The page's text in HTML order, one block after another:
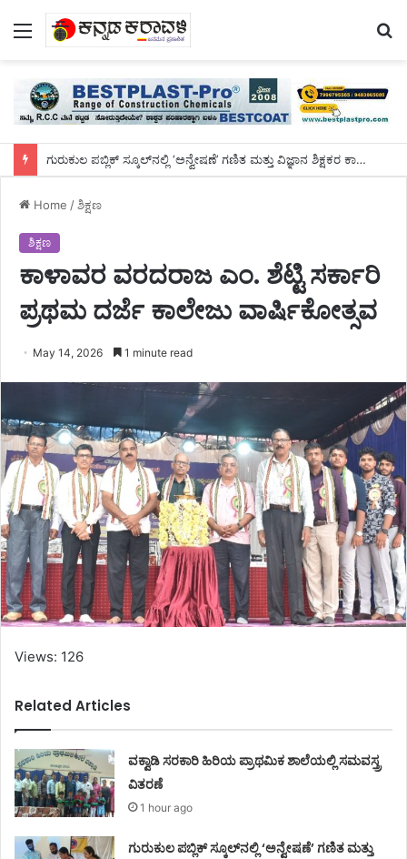
Menu
ಗುರುಕುಲ ಪಬ್ಲಿಕ್ ಸ್ಕೂಲ್‌ನಲ್ಲಿ ‘ಅನ್ವೇಷಣೆ’ ಗಣಿತ ಮತ್ತು ವಿಜ್ಞಾನ ಶಿಕ್ಷಕರ ಕಾರ್ಯಾಗಾರ
Home /ಶಿಕ್ಷಣ
ಶಿಕ್ಷಣ
ಕಾಳಾವರ ವರದರಾಜ ಎಂ. ಶೆಟ್ಟಿ ಸರ್ಕಾರಿ
ಪ್ರಥಮ ದರ್ಜೆ ಕಾಲೇಜು ವಾರ್ಷಿಕೋತ್ಸವ
May 14, 2026 1 minute read
Views: 126
Related Articles
ವಕ್ವಾಡಿ ಸರಕಾರಿ ಹಿರಿಯ ಪ್ರಾಥಮಿಕ ಶಾಲೆಯಲ್ಲಿ ಸಮವಸ್ತ್ರ
ವಿತರಣೆ
1 hour ago
ಗುರುಕುಲ ಪಬ್ಲಿಕ್ ಸ್ಕೂಲ್‌ನಲ್ಲಿ ‘ಅನ್ವೇಷಣೆ’ ಗಣಿತ ಮತ್ತು